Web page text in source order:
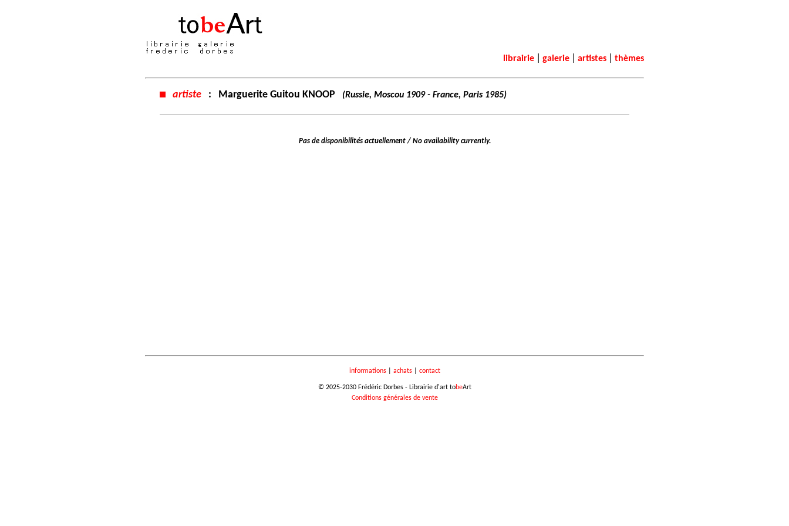
librairie galerie artistes thèmes
artiste : Marguerite Guitou KNOOP (Russie, Moscou 1909 - France, Paris 1985)
Pas de disponibilités actuellement / No availability currently.
informations| achats| contact
© 2025-2030 Frédéric Dorbes - Librairie d'art tobeArt
Conditions générales de vente